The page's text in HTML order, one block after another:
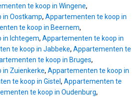
te koop in Wingene,
in Oostkamp, Appartementen te koop in
te koop in Beernem,
in Ichtegem, Appartementen te koop in
te koop in Jabbeke, Appartementen te
te koop in Bruges,
Zuienkerke, Appartementen te koop in
te koop in Gistel , Appartementen te
te koop in Oudenburg,